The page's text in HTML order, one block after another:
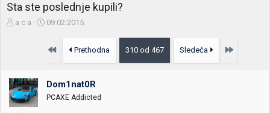
Sta ste poslednje kupili?
Z
i
k
t
a c a
D
u
o
k
09.02.2015.
Prvo Prethodna 310 od 467 Sledeća Poslednja
Dom1nat0R
PCAXE Addicted